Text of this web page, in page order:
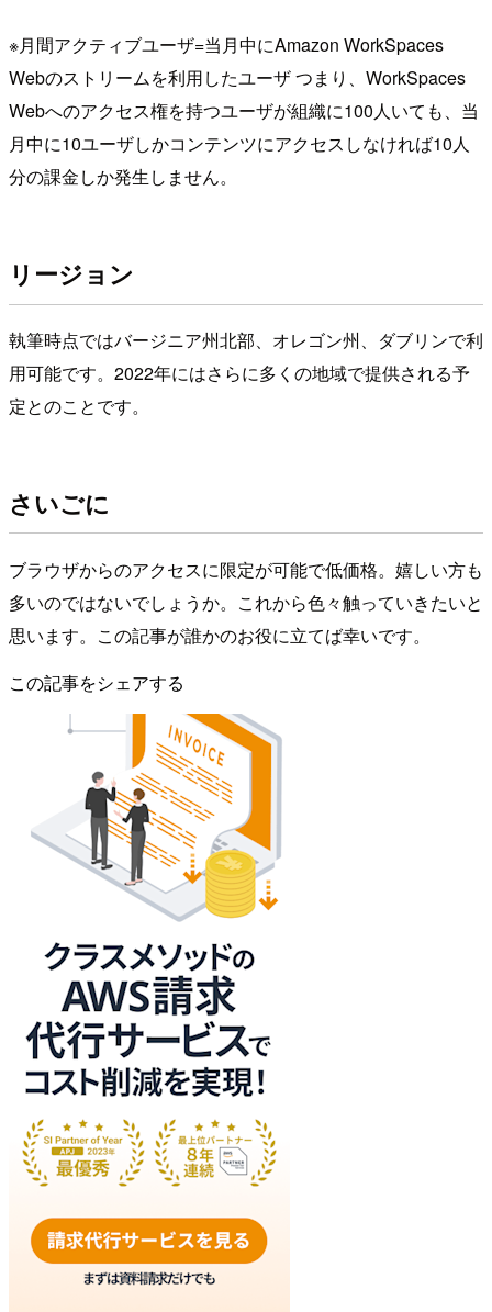
※月間アクティブユーザ=当月中にAmazon WorkSpaces
Webのストリームを利用したユーザ つまり、WorkSpaces
Webへのアクセス権を持つユーザが組織に100人いても、当
月中に10ユーザしかコンテンツにアクセスしなければ10人
分の課金しか発生しません。
リージョン
執筆時点ではバージニア州北部、オレゴン州、ダブリンで利
用可能です。2022年にはさらに多くの地域で提供される予
定とのことです。
さいごに
ブラウザからのアクセスに限定が可能で低価格。嬉しい方も
多いのではないでしょうか。これから色々触っていきたいと
思います。この記事が誰かのお役に立てば幸いです。
この記事をシェアする